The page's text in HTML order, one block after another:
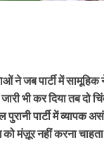
जब पार्टी में सामूहिक
भी कर दिया तब दो
पार्टी में व्यापक
को मंज़ूर नहीं करना